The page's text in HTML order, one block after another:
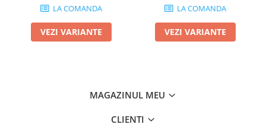
LA COMANDA
VEZI VARIANTE
LA COMANDA
VEZI VARIANTE
MAGAZINUL MEU
CLIENTI